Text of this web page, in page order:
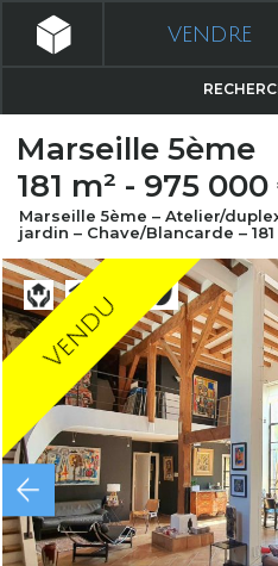
VENDRE
Marseille 5ème
181 m² - 975
Marseille 5ème – Atelier/
jardin – Chave/Blancarde –
Vendu